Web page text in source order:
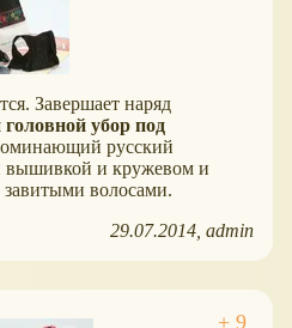
Завершает наряд
убор под
русский
вышивкой и кружевом и
волосами.
29.07.2014 admin